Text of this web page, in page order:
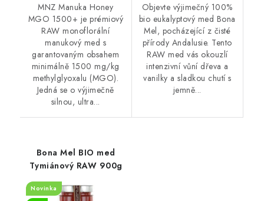
MNZ Manuka Honey
MGO 1500+ je prémiový
RAW monoflorální
manukový med s
garantovaným obsahem
minimálně 1500 mg/kg
methylglyoxalu (MGO).
Jedná se o výjimečně
silnou, ultra...
Objevte výjimečný 100%
bio eukalyptový med Bona
Mel, pocházející z čisté
přírody Andalusie. Tento
RAW med vás okouzlí
intenzivní vůní dřeva a
vanilky a sladkou chutí s
jemně...
Bona Mel BIO med
Tymiánový RAW 900g
Novinka